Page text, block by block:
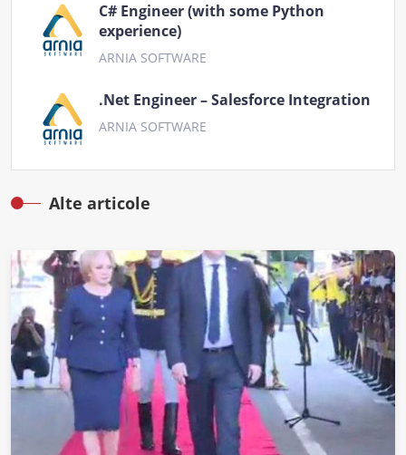
C# Engineer (with some Python
experience)
ARNIA SOFTWARE
.Net Engineer – Salesforce Integration
ARNIA SOFTWARE
Alte articole